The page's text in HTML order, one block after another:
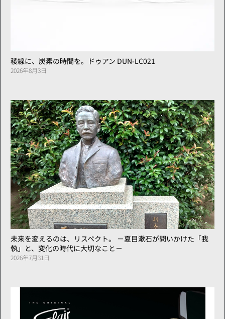
稜線に、炭素の時間を。ドゥアン DUN-LC021
2026年8月3日
未来を変えるのは、リスペクト。 －夏目漱石が問いかけた「我
執」と、変化の時代に大切なこと－
2026年7月31日